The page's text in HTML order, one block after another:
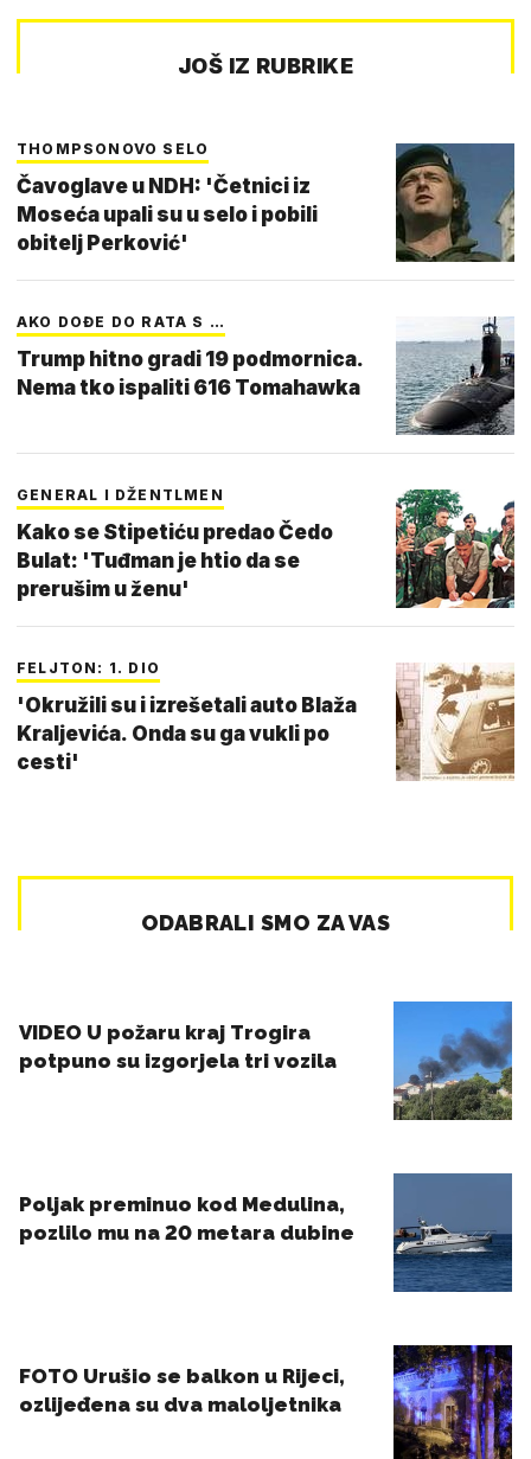
JOŠ IZ RUBRIKE
THOMPSONOVO SELO
Čavoglave u NDH: 'Četnici iz
Moseća upali su u selo i pobili
obitelj Perković'
AKO DOĐE DO RATA S …
Trump hitno gradi 19 podmornica.
Nema tko ispaliti 616 Tomahawka
GENERAL I DŽENTLMEN
Kako se Stipetiću predao Čedo
Bulat: 'Tuđman je htio da se
prerušim u ženu'
FELJTON: 1. DIO
'Okružili su i izrešetali auto Blaža
Kraljevića. Onda su ga vukli po
cesti'